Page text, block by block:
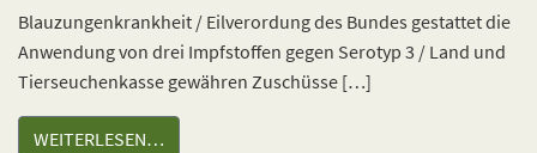
Blauzungenkrankheit / Eilverordung des Bundes gestattet die
Anwendung von drei Impfstoffen gegen Serotyp 3 / Land und
Tierseuchenkasse gewähren Zuschüsse […]
WEITERLESEN…